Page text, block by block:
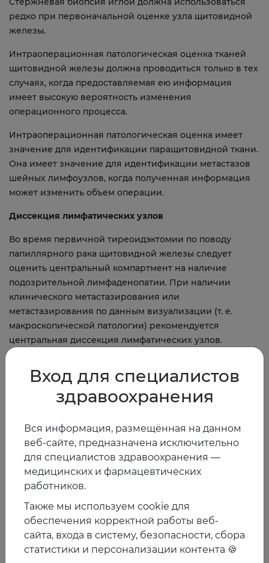
редко при первоначальной оценке узла щитовидной
железы.
Интраоперационная патологическая оценка тканей
щитовидной железы должна проводиться только в тех
случаях, когда предоставляемая ею информация
имеет высокую вероятность изменения
операционного процесса.
Интраоперационная патологическая оценка имеет
значение для идентификации паращитовидной ткани.
Она имеет значение для идентификации метастазов
шейных лимфоузлов, когда полученная информация
может изменить объем операции.
Диссекция лимфатических узлов
Во время первичной тиреоидэктомии по поводу
папиллярного рака щитовидной железы следует
оценить центральный компартмент на наличие
подозрительной лимфаденопатии. При наличии
клинического метастазирования или
метастазирования по данным визуализации (т. е.
макроскопической патологии) рекомендуется
центральная диссекция лимфатических узлов.
латеральная диссекция лимфатических узлов
рекомендуется для латеральных шейных
лимфатических узлов. Профилактическая латеральная
папиллярном раке щитовидной железы.
Одновременная паратиреоидэктомия
У пациента, проходящего обследование перед
оцениваться гиперкальциемия.
Пациентам, перенесшим первичную тиреоидэктомию,
у которых диагностирован первичный
Вход для специалистов
здравоохранения
Вся информация, размещённая на данном
веб-сайте, предназначена исключительно
для специалистов здравоохранения —
медицинских и фармацевтических
работников.
Также мы используем cookie для
обеспечения корректной работы веб-
сайта, входа в систему, безопасности, сбора
статистики и персонализации контента 🍪